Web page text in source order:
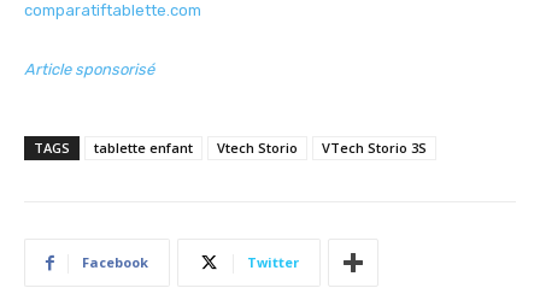
comparatiftablette.com
Article sponsorisé
TAGS tablette enfant Vtech Storio VTech Storio 3S
Facebook Twitter